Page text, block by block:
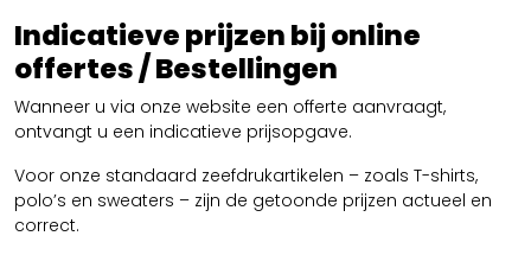
Indicatieve prijzen bij online
offertes / Bestellingen
Wanneer u via onze website een offerte aanvraagt,
ontvangt u een indicatieve prijsopgave.
Voor onze standaard zeefdrukartikelen – zoals T-shirts,
polo’s en sweaters – zijn de getoonde prijzen actueel en
correct.